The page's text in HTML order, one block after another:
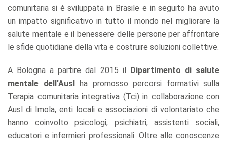
comunitaria si è sviluppata in Brasile e in seguito ha avuto
un impatto significativo in tutto il mondo nel migliorare la
salute mentale e il benessere delle persone per affrontare
le sfide quotidiane della vita e costruire soluzioni collettive.
A Bologna a partire dal 2015 il Dipartimento di salute
mentale dell'Auslha promosso percorsi formativi sulla
Terapia comunitaria integrativa (Tci) in collaborazione con
Ausl di Imola, enti locali e associazioni di volontariato che
hanno coinvolto psicologi, psichiatri, assistenti sociali,
educatori e infermieri professionali. Oltre alle conoscenze